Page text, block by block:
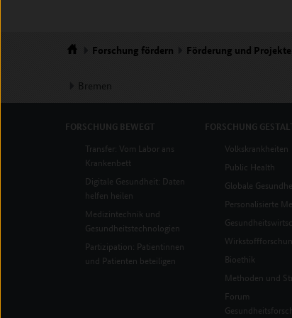
Forschung fördern Förderung und Projekte
Bremen
FORSCHUNG BEWEGT
Transfer: Vom Labor ans
Krankenbett
Digitale Gesundheit: Daten
helfen heilen
Medizintechnik und
Gesundheitstechnologien
Partizipation: Patientinnen
und Patienten beteiligen
FORSCHUNG
Volkskrankheiten
Public Health
Globale
Personalisierte
Bioethik
Methoden und
Forum